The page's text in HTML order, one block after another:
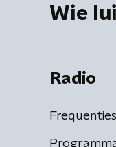
Wie
Radio
Frequenties